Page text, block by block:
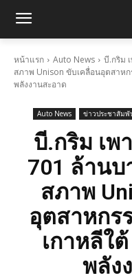
หน้าแรก Auto News
บี.กริม
สภาพ Unison ขับเคลื่อนอุตสาห
พลังงานสะอาด
Auto News ข่าวประชาสัมพั
บี.กริม เพ
701 ล้าน
สภาพ
อุตสาหกร
เกาหลีใ
พลัง